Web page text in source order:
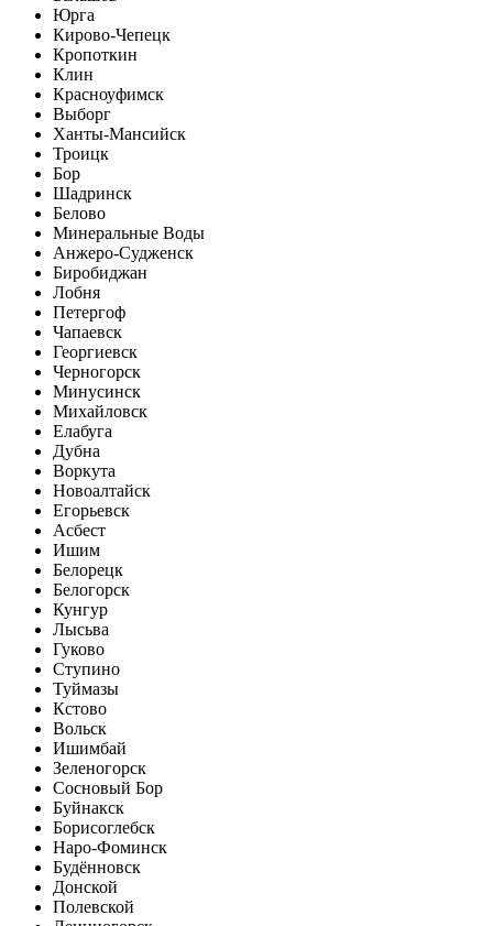
Юрга
Кирово-Чепецк
Кропоткин
Клин
Красноуфимск
Выборг
Ханты-Мансийск
Троицк
Бор
Шадринск
Белово
Минеральные Воды
Анжеро-Судженск
Биробиджан
Лобня
Петергоф
Чапаевск
Георгиевск
Черногорск
Минусинск
Михайловск
Елабуга
Дубна
Воркута
Новоалтайск
Егорьевск
Асбест
Ишим
Белорецк
Белогорск
Кунгур
Лысьва
Гуково
Ступино
Туймазы
Кстово
Вольск
Ишимбай
Зеленогорск
Сосновый Бор
Буйнакск
Борисоглебск
Наро-Фоминск
Будённовск
Донской
Полевской